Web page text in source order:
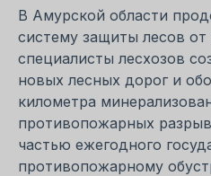
В Амурской области
систему защиты лесов от
специалисты лесхозов
новых лесных дорог и
километра
противопожарных
частью ежегодного
противопожарному